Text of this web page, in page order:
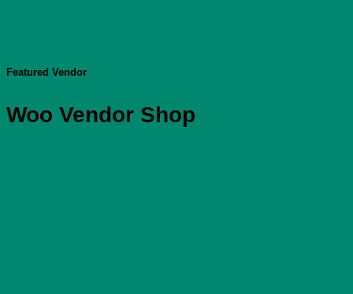
Featured Vendor
Woo Vendor Shop